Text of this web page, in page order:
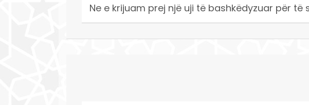
Ne e krijuam prej një uji të bashkëdyzuar për